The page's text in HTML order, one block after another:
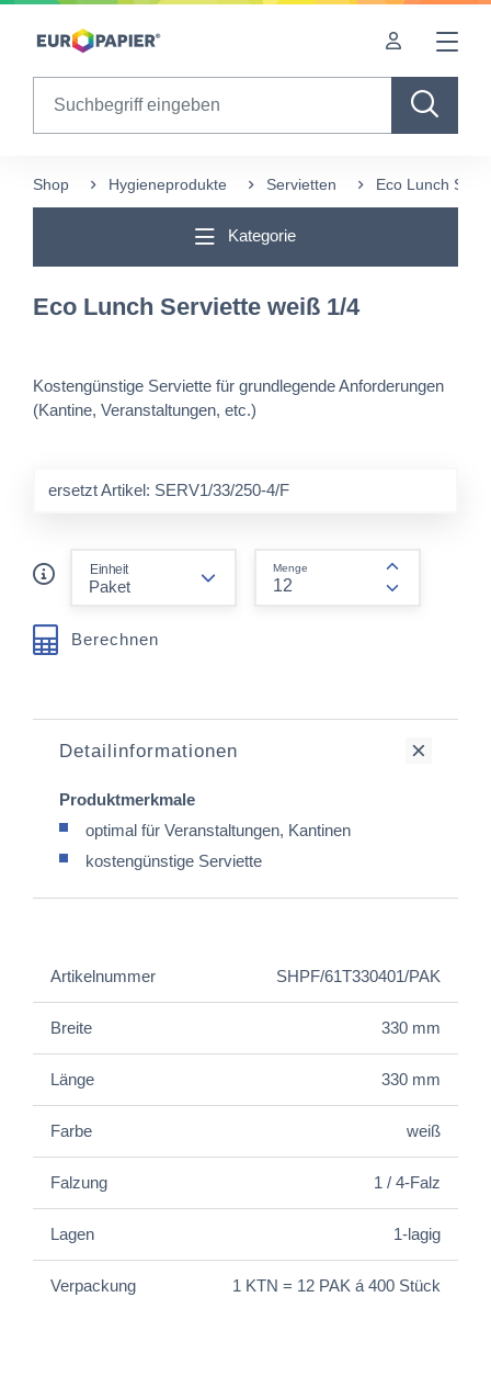
Table Of Content
Shop Hygieneprodukte Servietten Eco Lunch
Kategorie
Eco Lunch Serviette weiß 1/4
Kostengünstige Serviette für grundlegende Anforderungen
(Kantine, Veranstaltungen, etc.)
ersetzt Artikel: SERV1/33/250-4/F
Einheit Menge
Berechnen
Detailinformationen
Produktmerkmale
optimal für Veranstaltungen, Kantinen
kostengünstige Serviette
Artikelnummer SHPF/61T330401/PAK
Breite 330 mm
Länge 330 mm
Farbe weiß
Falzung 1 / 4-Falz
Lagen 1-lagig
Verpackung 1 KTN = 12 PAK á 400 Stück